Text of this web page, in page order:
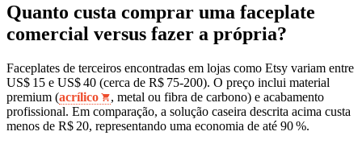
Quanto custa comprar uma faceplate
comercial versus fazer a própria?
Faceplates de terceiros encontradas em lojas como Etsy variam entre
US$ 15 e US$ 40 (cerca de R$ 75‑200). O preço inclui material
premium (acrílico
, metal ou fibra de carbono) e acabamento
profissional. Em comparação, a solução caseira descrita acima custa
menos de R$ 20, representando uma economia de até 90 %.